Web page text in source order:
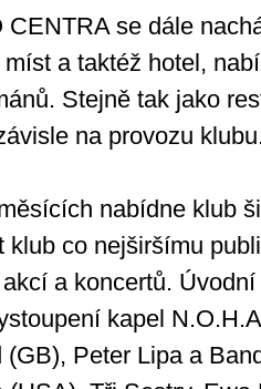
se dále
a taktéž hotel,
Stejně tak jako
na provozu
nabídne klub
klub co nejširšímu
a koncertů.
kapel
(GB), Peter Lipa a